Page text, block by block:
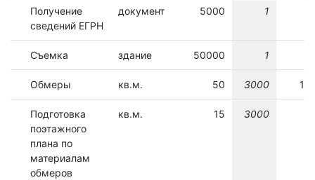
Получение
сведений ЕГРН
документ 5000 1
Съемка здание 50000 1
Обмеры кв.м. 50 3000
Подготовка
поэтажного
плана по
материалам
обмеров
кв.м. 15 3000